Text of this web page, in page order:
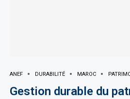
ANEF DURABILITÉ MAROC
Gestion durable du